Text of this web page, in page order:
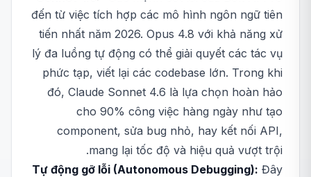
đến từ việc tích hợp các mô hình ngôn ngữ tiên
tiến nhất năm 2026. Opus 4.8 với khả năng xử
lý đa luồng tự động có thể giải quyết các tác vụ
phức tạp, viết lại các codebase lớn. Trong khi
đó, Claude Sonnet 4.6 là lựa chọn hoàn hảo
cho 90% công việc hàng ngày như tạo
component, sửa bug nhỏ, hay kết nối API,
mang lại tốc độ và hiệu quả vượt trội.
Tự động gỡ lỗi (Autonomous Debugging): Đây